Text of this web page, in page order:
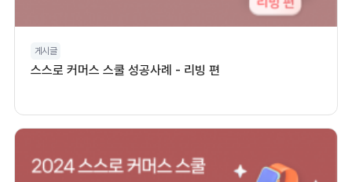
게시글
스스로 커머스 스쿨 성공사례 - 리빙 편